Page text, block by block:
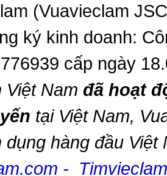
(Vuavieclam
ký kinh doanh:
cấp ngày
Việt Nam đã hoạt
tại Việt Nam,
dụng hàng đầu Việt
-